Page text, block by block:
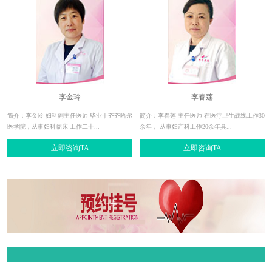
李金玲
简介：李金玲 妇科副主任医师 毕业于齐齐哈尔
医学院，从事妇科临床 工作二十...
立即咨询TA
李春莲
简介：李春莲 主任医师 在医疗卫生战线工作30
余年， 从事妇产科工作20余年具...
立即咨询TA